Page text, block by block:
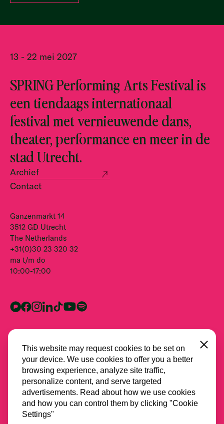
13 - 22 mei 2027
SPRING Performing Arts Festival is
een tiendaags internationaal
festival met vernieuwende dans,
theater, performance en meer in de
stad Utrecht.
Archief
Contact
Ganzenmarkt 14
3512 GD Utrecht
The Netherlands
+31(0)30 23 320 32
ma t/m do
10:00-17:00
Alle partners
This website may request cookies to be set on
your device. We use cookies to offer you a better
browsing experience, analyze site traffic,
personalize content, and serve targeted
advertisements. Read about how we use cookies
and how you can control them by clicking "Cookie
Settings"
Close